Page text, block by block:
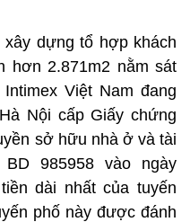
dựng tổ hợp khách
hơn 2.871m2 nằm sát
Việt Nam đang
Nội cấp Giấy chứng
sở hữu nhà ở và tài
985958 vào ngày
dài nhất của tuyến
phố này được đánh